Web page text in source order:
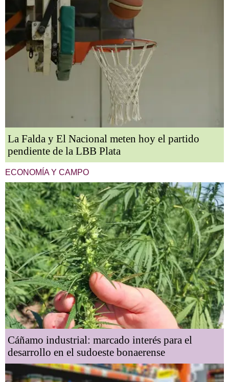
La Falda y El Nacional meten hoy el partido
pendiente de la LBB Plata
ECONOMÍA Y CAMPO
Cáñamo industrial: marcado interés para el
desarrollo en el sudoeste bonaerense